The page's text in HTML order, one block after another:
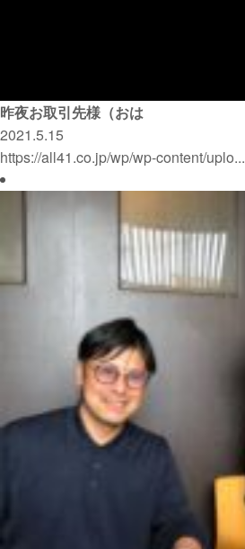
昨夜お取引先様（おは
2021.5.15
https://all41.co.jp/wp/wp-content/uplo...